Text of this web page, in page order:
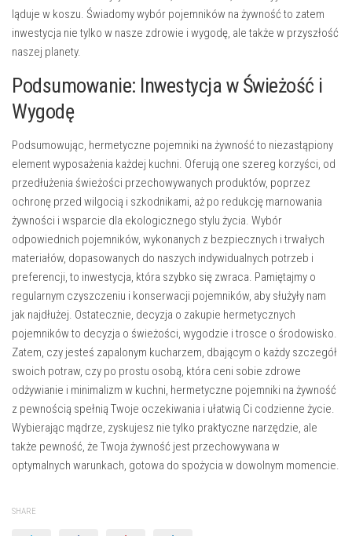
ląduje w koszu. Świadomy wybór pojemników na żywność to zatem
inwestycja nie tylko w nasze zdrowie i wygodę, ale także w przyszłość
naszej planety.
Podsumowanie: Inwestycja w Świeżość i
Wygodę
Podsumowując, hermetyczne pojemniki na żywność to niezastąpiony
element wyposażenia każdej kuchni. Oferują one szereg korzyści, od
przedłużenia świeżości przechowywanych produktów, poprzez
ochronę przed wilgocią i szkodnikami, aż po redukcję marnowania
żywności i wsparcie dla ekologicznego stylu życia. Wybór
odpowiednich pojemników, wykonanych z bezpiecznych i trwałych
materiałów, dopasowanych do naszych indywidualnych potrzeb i
preferencji, to inwestycja, która szybko się zwraca. Pamiętajmy o
regularnym czyszczeniu i konserwacji pojemników, aby służyły nam
jak najdłużej. Ostatecznie, decyzja o zakupie hermetycznych
pojemników to decyzja o świeżości, wygodzie i trosce o środowisko.
Zatem, czy jesteś zapalonym kucharzem, dbającym o każdy szczegół
swoich potraw, czy po prostu osobą, która ceni sobie zdrowe
odżywianie i minimalizm w kuchni, hermetyczne pojemniki na żywność
z pewnością spełnią Twoje oczekiwania i ułatwią Ci codzienne życie.
Wybierając mądrze, zyskujesz nie tylko praktyczne narzędzie, ale
także pewność, że Twoja żywność jest przechowywana w
optymalnych warunkach, gotowa do spożycia w dowolnym momencie.
SHARE